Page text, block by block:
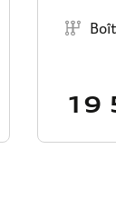
Boîte de
19